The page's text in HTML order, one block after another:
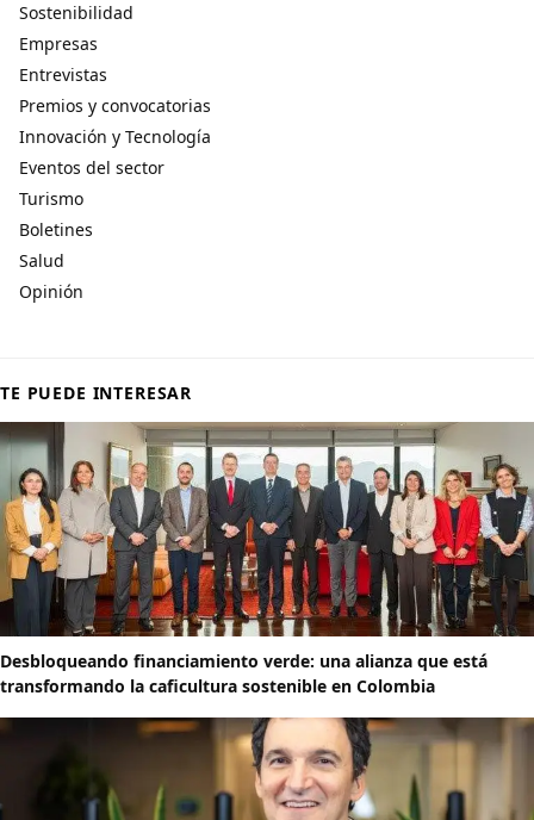
Sostenibilidad
Empresas
Entrevistas
Premios y convocatorias
Innovación y Tecnología
Eventos del sector
Turismo
Boletines
Salud
Opinión
TE PUEDE INTERESAR
Desbloqueando financiamiento verde: una alianza que está
transformando la caficultura sostenible en Colombia